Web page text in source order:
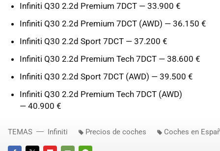
Infiniti Q30 2.2d Premium 7DCT — 33.900 €
Infiniti Q30 2.2d Premium 7DCT (AWD) — 36.150 €
Infiniti Q30 2.2d Sport 7DCT — 37.200 €
Infiniti Q30 2.2d Premium Tech 7DCT — 38.600 €
Infiniti Q30 2.2d Sport 7DCT (AWD) — 39.500 €
Infiniti Q30 2.2d Premium Tech 7DCT (AWD)
— 40.900 €
TEMAS Infiniti Precios de coches Coches en